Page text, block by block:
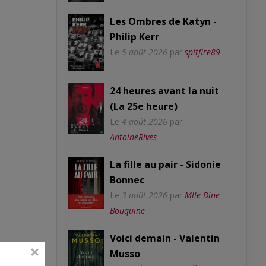
Les Ombres de Katyn -
Philip Kerr
Le 5 août 2026 par spitfire89
24 heures avant la nuit
(La 25e heure)
Le 4 août 2026 par
AntoineRives
La fille au pair - Sidonie
Bonnec
Le 3 août 2026 par Mlle Dine
Bouquine
Voici demain - Valentin
Musso